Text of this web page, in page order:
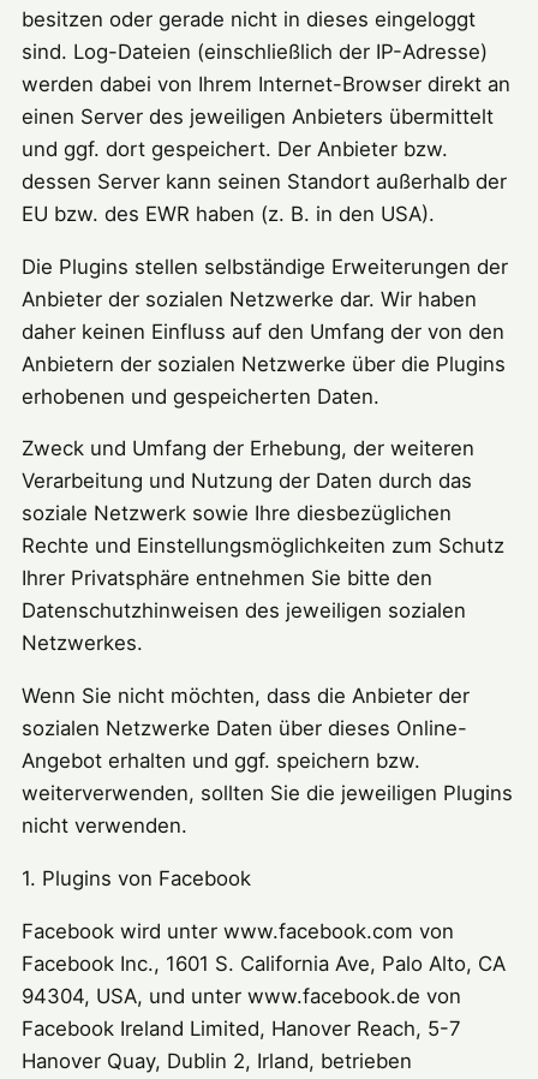
besitzen oder gerade nicht in dieses eingeloggt
sind. Log-Dateien (einschließlich der IP-Adresse)
werden dabei von Ihrem Internet-Browser direkt an
einen Server des jeweiligen Anbieters übermittelt
und ggf. dort gespeichert. Der Anbieter bzw.
dessen Server kann seinen Standort außerhalb der
EU bzw. des EWR haben (z. B. in den USA).
Die Plugins stellen selbständige Erweiterungen der
Anbieter der sozialen Netzwerke dar. Wir haben
daher keinen Einfluss auf den Umfang der von den
Anbietern der sozialen Netzwerke über die Plugins
erhobenen und gespeicherten Daten.
Zweck und Umfang der Erhebung, der weiteren
Verarbeitung und Nutzung der Daten durch das
soziale Netzwerk sowie Ihre diesbezüglichen
Rechte und Einstellungsmöglichkeiten zum Schutz
Ihrer Privatsphäre entnehmen Sie bitte den
Datenschutzhinweisen des jeweiligen sozialen
Netzwerkes.
Wenn Sie nicht möchten, dass die Anbieter der
sozialen Netzwerke Daten über dieses Online-
Angebot erhalten und ggf. speichern bzw.
weiterverwenden, sollten Sie die jeweiligen Plugins
nicht verwenden.
1. Plugins von Facebook
Facebook wird unter www.facebook.com von
Facebook Inc., 1601 S. California Ave, Palo Alto, CA
94304, USA, und unter www.facebook.de von
Facebook Ireland Limited, Hanover Reach, 5-7
Hanover Quay, Dublin 2, Irland, betrieben